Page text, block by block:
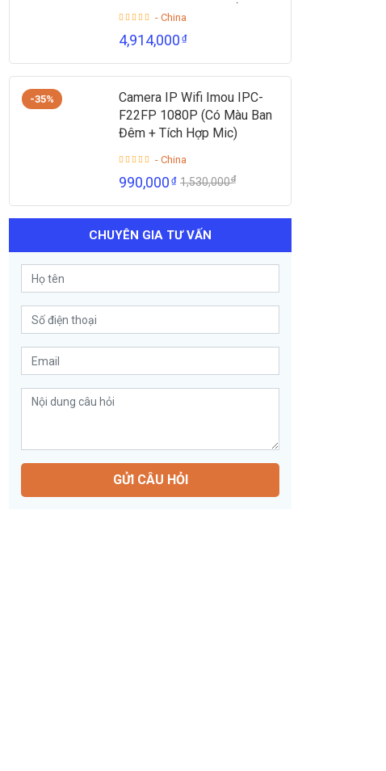
- China
4,914,000₫
-35%
Camera IP Wifi Imou IPC-
F22FP 1080P (Có Màu Ban
Đêm + Tích Hợp Mic)
- China
990,000₫ 1,530,000₫
CHUYÊN GIA TƯ VẤN
GỬI CÂU HỎI